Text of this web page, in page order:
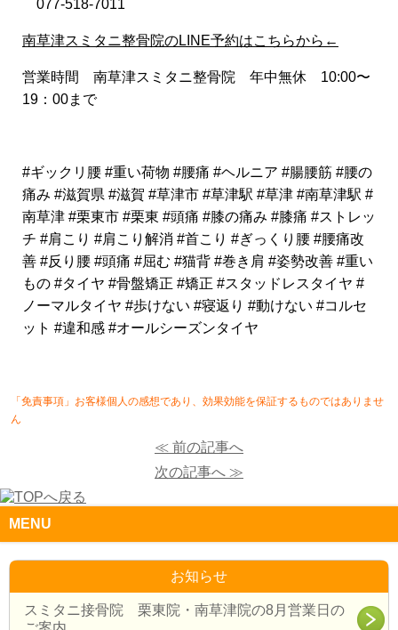
077-518-7011
南草津スミタニ整骨院のLINE予約はこちらから←
営業時間 南草津スミタニ整骨院 年中無休 10:00〜
19：00まで
#ギックリ腰 #重い荷物 #腰痛 #ヘルニア #腸腰筋 #腰の
痛み #滋賀県 #滋賀 #草津市 #草津駅 #草津 #南草津駅 #
南草津 #栗東市 #栗東 #頭痛 #膝の痛み #膝痛 #ストレッ
チ #肩こり #肩こり解消 #首こり #ぎっくり腰 #腰痛改
善 #反り腰 #頭痛 #屈む #猫背 #巻き肩 #姿勢改善 #重い
もの #タイヤ #骨盤矯正 #矯正 #スタッドレスタイヤ #
ノーマルタイヤ #歩けない #寝返り #動けない #コルセ
ット #違和感 #オールシーズンタイヤ
「免責事項」お客様個人の感想であり、効果効能を保証するものではありませ
ん
≪ 前の記事へ
次の記事へ ≫
MENU
お知らせ
スミタニ接骨院 栗東院・南草津院の8月営業日の